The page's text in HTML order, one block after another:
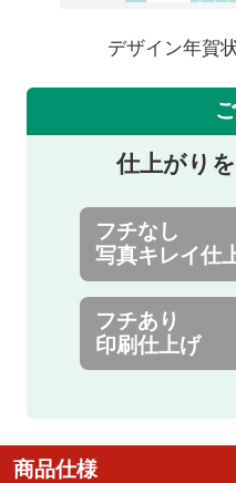
デザイン年賀
仕上がり
フチなし
写真キレイ仕
フチあり
印刷仕上げ
商品仕様